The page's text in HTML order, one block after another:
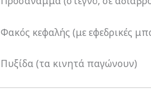
Φακός κεφαλής (με εφεδρικές
Πυξίδα (τα κινητά παγώνουν)